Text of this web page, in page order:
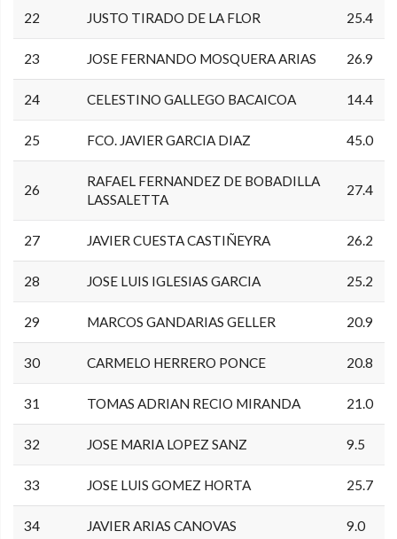
22 JUSTO TIRADO DE LA FLOR 25.4
23 JOSE FERNANDO MOSQUERA ARIAS 26.9
24 CELESTINO GALLEGO BACAICOA 14.4
25 FCO. JAVIER GARCIA DIAZ 45.0
26
RAFAEL FERNANDEZ DE BOBADILLA
LASSALETTA
27.4
27 JAVIER CUESTA CASTIÑEYRA 26.2
28 JOSE LUIS IGLESIAS GARCIA 25.2
29 MARCOS GANDARIAS GELLER 20.9
30 CARMELO HERRERO PONCE 20.8
31 TOMAS ADRIAN RECIO MIRANDA 21.0
32 JOSE MARIA LOPEZ SANZ 9.5
33 JOSE LUIS GOMEZ HORTA 25.7
34 JAVIER ARIAS CANOVAS 9.0